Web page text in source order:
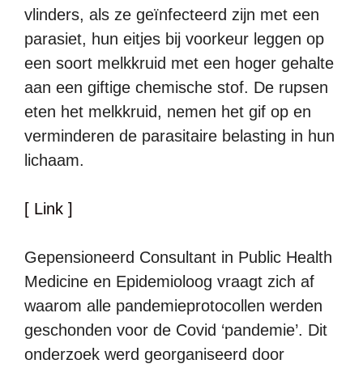
vlinders, als ze geïnfecteerd zijn met een
parasiet, hun eitjes bij voorkeur leggen op
een soort melkkruid met een hoger gehalte
aan een giftige chemische stof. De rupsen
eten het melkkruid, nemen het gif op en
verminderen de parasitaire belasting in hun
lichaam.
[ Link ]
Gepensioneerd Consultant in Public Health
Medicine en Epidemioloog vraagt zich af
waarom alle pandemieprotocollen werden
geschonden voor de Covid ‘pandemie’. Dit
onderzoek werd georganiseerd door